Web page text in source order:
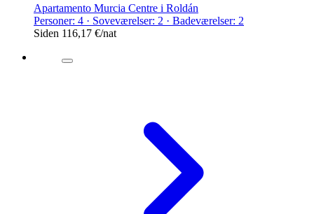
Apartamento Murcia Centre i Roldán
Personer: 4 · Soveværelser: 2 · Badeværelser: 2
Siden 116,17 €/nat